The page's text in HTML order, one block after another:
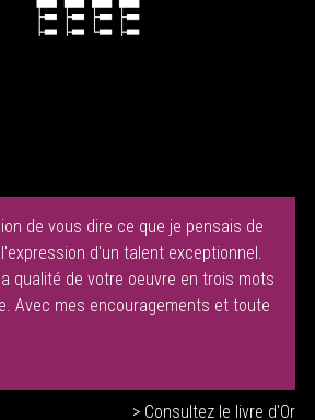
de vous dire ce que je pensais de
d'un talent exceptionnel.
qualité de votre oeuvre en trois mots
Avec mes encouragements et toute
> Consultez le livre d'Or